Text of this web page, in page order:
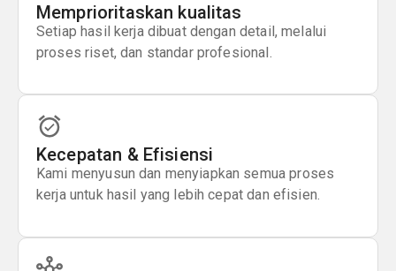
Memprioritaskan kualitas
Setiap hasil kerja dibuat dengan detail, melalui
proses riset, dan standar profesional.
Kecepatan & Efisiensi
Kami menyusun dan menyiapkan semua proses
kerja untuk hasil yang lebih cepat dan efisien.